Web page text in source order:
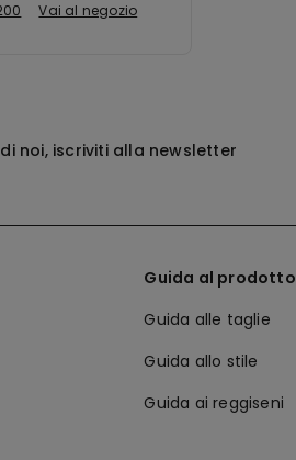
Vai al negozio
noi, iscriviti alla newsletter
Guida al prodotto
Guida alle taglie
Guida allo stile
Guida ai reggiseni